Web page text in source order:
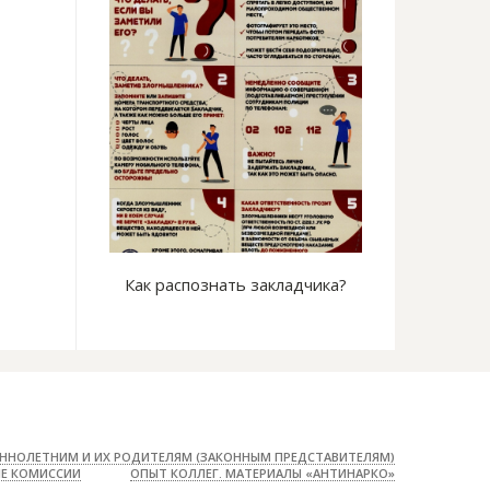
Как распознать закладчика?
И ИХ РОДИТЕЛЯМ (ЗАКОННЫМ ПРЕДСТАВИТЕЛЯМ)
КОМИССИИ ОПЫТ КОЛЛЕГ. МАТЕРИАЛЫ «АНТИНАРКО»